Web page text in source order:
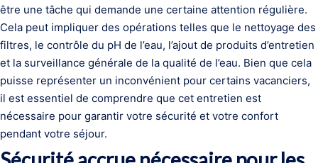
être une tâche qui demande une certaine attention régulière.
Cela peut impliquer des opérations telles que le nettoyage des
filtres, le contrôle du pH de l’eau, l’ajout de produits d’entretien
et la surveillance générale de la qualité de l’eau. Bien que cela
puisse représenter un inconvénient pour certains vacanciers,
il est essentiel de comprendre que cet entretien est
nécessaire pour garantir votre sécurité et votre confort
pendant votre séjour.